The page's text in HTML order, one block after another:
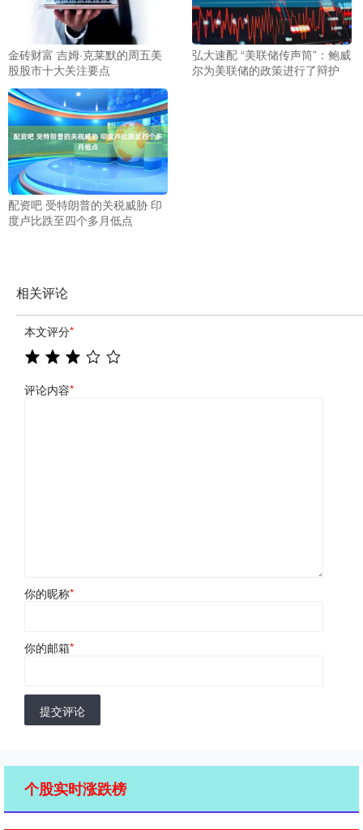
金砖财富 吉姆·克莱默的周五美
股股市十大关注要点
弘大速配 “美联储传声筒”：鲍威
尔为美联储的政策进行了辩护
配资吧 受特朗普的关税威胁 印
度卢比跌至四个多月低点
相关评论
本文评分*
评论内容*
你的昵称*
你的邮箱*
提交评论
个股实时涨跌榜